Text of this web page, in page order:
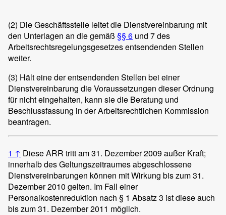
(2) Die Geschäftsstelle leitet die Dienstvereinbarung mit
den Unterlagen an die gemäß §§ 6 und 7 des
Arbeitsrechtsregelungsgesetzes entsendenden Stellen
weiter.
(3) Hält eine der entsendenden Stellen bei einer
Dienstvereinbarung die Voraussetzungen dieser Ordnung
für nicht eingehalten, kann sie die Beratung und
Beschlussfassung in der Arbeitsrechtlichen Kommission
beantragen.
1 ↑ Diese ARR tritt am 31. Dezember 2009 außer Kraft;
innerhalb des Geltungszeitraumes abgeschlossene
Dienstvereinbarungen können mit Wirkung bis zum 31.
Dezember 2010 gelten. Im Fall einer
Personalkostenreduktion nach § 1 Absatz 3 ist diese auch
bis zum 31. Dezember 2011 möglich.